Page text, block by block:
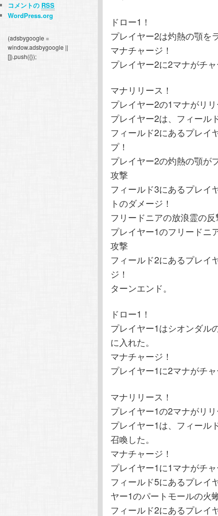
ドロー1！
プレイヤー2は灼熱の顎を
マナチャージ！
プレイヤー2に2マナがチ
マナリリース！
プレイヤー2の1マナがリ
プレイヤー2は、フィール
フィールド2にあるプレイ
プ！
プレイヤー2の灼熱の顎が
攻撃
フィールド3にあるプレイ
トのダメージ！
フリードニアの放浪霊の
プレイヤー1のフリードニ
攻撃
フィールド2にあるプレイ
ジ！
ターンエンド。
ドロー1！
プレイヤー1はシオンダル
に入れた。
マナチャージ！
プレイヤー1に2マナがチ
マナリリース！
プレイヤー1の2マナがリ
プレイヤー1は、フィール
召喚した。
マナチャージ！
プレイヤー1に1マナがチ
フィールド5にあるプレイ
ヤー1のパートモールの火
フィールド2にあるプレイ
コメントの RSS
WordPress.org
(adsbygoogle =
window.adsbygoogle ||
[]).push({});